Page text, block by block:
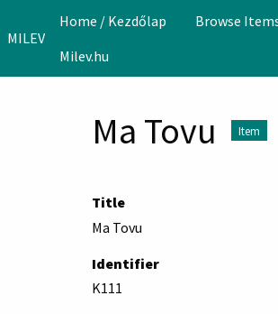
MILEV
Home / Kezdőlap Browse
Milev.hu
Ma Tovu Item
Title
Ma Tovu
Identifier
K111